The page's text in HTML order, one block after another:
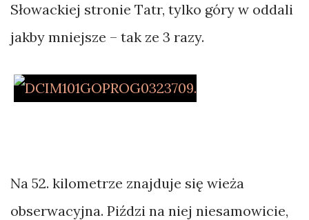
Słowackiej stronie Tatr, tylko góry w oddali
jakby mniejsze – tak ze 3 razy.
Na 52. kilometrze znajduje się wieża
obserwacyjna. Piździ na niej niesamowicie,